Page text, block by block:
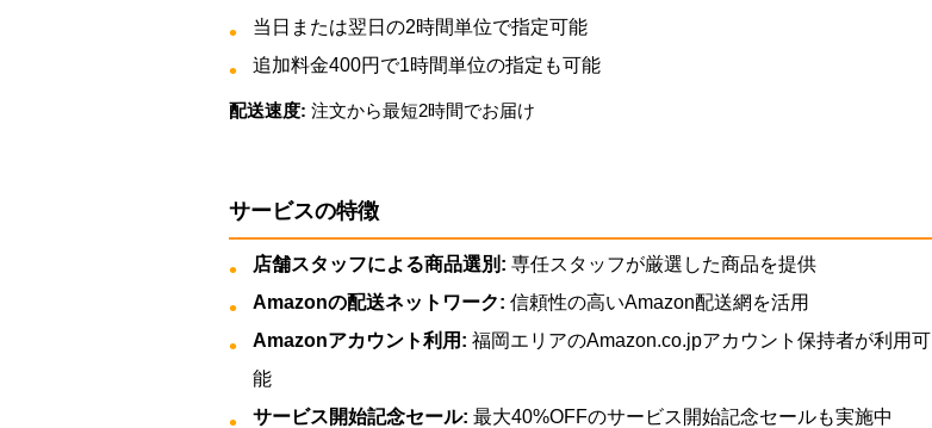
当日または翌日の2時間単位で指定可能
追加料金400円で1時間単位の指定も可能
配送速度: 注文から最短2時間でお届け
サービスの特徴
店舗スタッフによる商品選別: 専任スタッフが厳選した商品を提供
Amazonの配送ネットワーク: 信頼性の高いAmazon配送網を活用
Amazonアカウント利用: 福岡エリアのAmazon.co.jpアカウント保持者が利用可
能
サービス開始記念セール: 最大40%OFFのサービス開始記念セールも実施中